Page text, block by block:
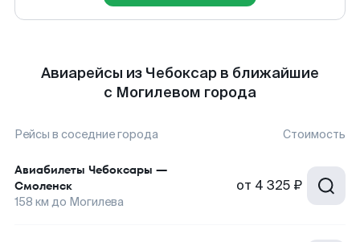
Авиарейсы из Чебоксар в ближайшие
с Могилевом города
Рейсы в соседние города Стоимость
Авиабилеты Чебоксары —
Смоленск
158 км до Могилева
от 4 325 ₽